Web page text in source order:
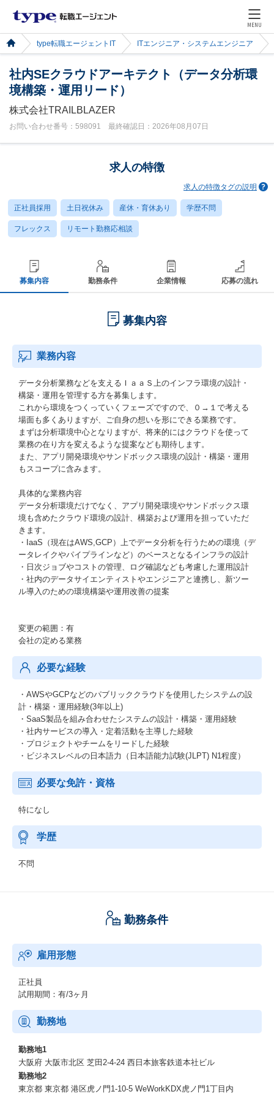
MENU
type転職エージェントIT ITエンジニア・システムエンジニア
社内SEクラウドアーキテクト（データ分析環
境構築・運用リード）
株式会社TRAILBLAZER
お問い合わせ番号：598091 最終確認日：2026年08月07日
求人の特徴
求人の特徴タグの説明
正社員採用 土日祝休み 産休・育休あり 学歴不問
フレックス リモート勤務応相談
募集内容 勤務条件 企業情報 応募の流れ
募集内容
業務内容
データ分析業務などを支えるＩａａＳ上のインフラ環境の設計・
構築・運用を管理する方を募集します。
これから環境をつくっていくフェーズですので、０→１で考える
場面も多くありますが、ご自身の想いを形にできる業務です。
まずは分析環境中心となりますが、将来的にはクラウドを使って
業務の在り方を変えるような提案なども期待します。
また、アプリ開発環境やサンドボックス環境の設計・構築・運用
もスコープに含みます。
具体的な業務内容
データ分析環境だけでなく、アプリ開発環境やサンドボックス環
境も含めたクラウド環境の設計、構築および運用を担っていただ
きます。
・IaaS（現在はAWS,GCP）上でデータ分析を行うための環境（デ
ータレイクやパイプラインなど）のベースとなるインフラの設計
・日次ジョブやコストの管理、ログ確認なども考慮した運用設計
・社内のデータサイエンティストやエンジニアと連携し、新ツー
ル導入のための環境構築や運用改善の提案
変更の範囲：有
会社の定める業務
必要な経験
・AWSやGCPなどのパブリッククラウドを使用したシステムの設
計・構築・運用経験(3年以上)
・SaaS製品を組み合わせたシステムの設計・構築・運用経験
・社内サービスの導入・定着活動を主導した経験
・プロジェクトやチームをリードした経験
・ビジネスレベルの日本語力（日本語能力試験(JLPT) N1程度）
必要な免許・資格
特になし
学歴
不問
勤務条件
雇用形態
正社員
試用期間：有/3ヶ月
勤務地
勤務地1
大阪府 大阪市北区 芝田2-4-24 西日本旅客鉄道本社ビル
勤務地2
東京都 東京都 港区虎ノ門1-10-5 WeWorkKDX虎ノ門1丁目内